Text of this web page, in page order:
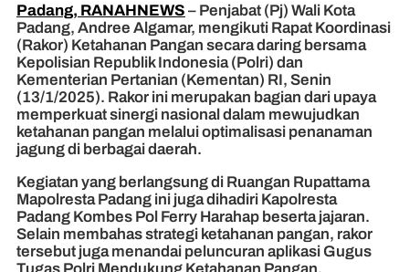
Padang, RANAHNEWS – Penjabat (Pj) Wali Kota
Padang, Andree Algamar, mengikuti Rapat Koordinasi
(Rakor) Ketahanan Pangan secara daring bersama
Kepolisian Republik Indonesia (Polri) dan
Kementerian Pertanian (Kementan) RI, Senin
(13/1/2025). Rakor ini merupakan bagian dari upaya
memperkuat sinergi nasional dalam mewujudkan
ketahanan pangan melalui optimalisasi penanaman
jagung di berbagai daerah.
Kegiatan yang berlangsung di Ruangan Rupattama
Mapolresta Padang ini juga dihadiri Kapolresta
Padang Kombes Pol Ferry Harahap beserta jajaran.
Selain membahas strategi ketahanan pangan, rakor
tersebut juga menandai peluncuran aplikasi Gugus